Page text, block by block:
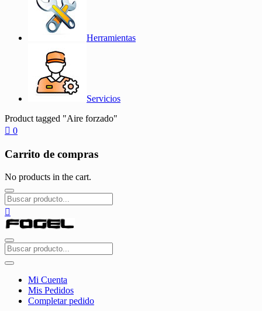
Herramientas
Servicios
Product tagged "Aire forzado"
0
Carrito de compras
No products in the cart.
Mi Cuenta
Mis Pedidos
Completar pedido